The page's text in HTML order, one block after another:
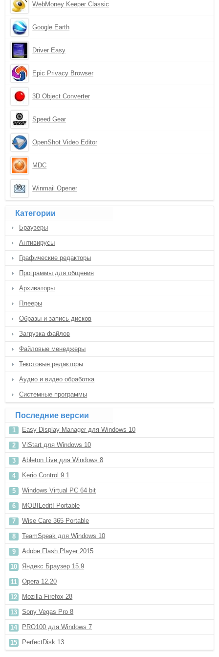
WebMoney Keeper Classic
Google Earth
Driver Easy
Epic Privacy Browser
3D Object Converter
Speed Gear
OpenShot Video Editor
MDC
Winmail Opener
Категории
Браузеры
Антивирусы
Графические редакторы
Программы для общения
Архиваторы
Плееры
Образы и запись дисков
Загрузка файлов
Файловые менеджеры
Текстовые редакторы
Аудио и видео обработка
Системные программы
Последние версии
Easy Display Manager для Windows 10
ViStart для Windows 10
Ableton Live для Windows 8
Kerio Control 9.1
Windows Virtual PC 64 bit
MOBILedit! Portable
Wise Care 365 Portable
TeamSpeak для Windows 10
Adobe Flash Player 2015
Яндекс Браузер 15.9
Opera 12.20
Mozilla Firefox 28
Sony Vegas Pro 8
PRO100 для Windows 7
PerfectDisk 13